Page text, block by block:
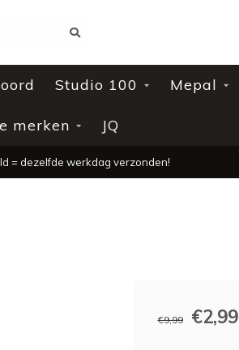
Studio 100 Mepal
merken JQ
= dezelfde werkdag verzonden!
€9,99 €2,99